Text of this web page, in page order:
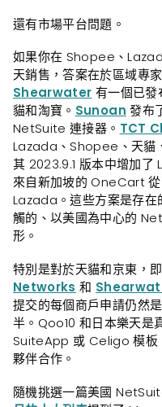
還有市場平台問題。
如果你在 Shopee、
天銷售，答案在於區域專
Shearwater 有一個已
貓和淘寶。 Sunoan 發布
NetSuite 連接器。 TCT
Lazada、Shopee、天貓
其 2023.9.1 版本中增加
來自新加坡的 OneCart
Lazada。這些方案是存在
觸的、以美國為中心的
形。
特別是對於天貓和京東，
Networks 和
提交的每個商戶申請仍然
半。Qoo10 和日本樂天是
SuiteApp 或 Celigo 模板
夥伴合作。
隨機挑選一篇美國